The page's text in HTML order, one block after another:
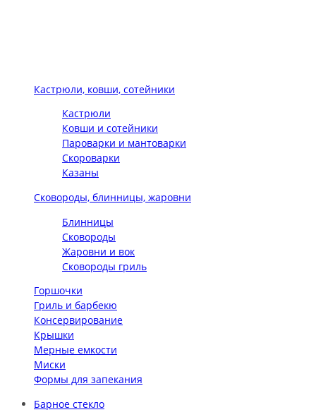
Кастрюли, ковши, сотейники
Кастрюли
Ковши и сотейники
Пароварки и мантоварки
Скороварки
Казаны
Сковороды, блинницы, жаровни
Блинницы
Сковороды
Жаровни и вок
Сковороды гриль
Горшочки
Гриль и барбекю
Консервирование
Крышки
Мерные емкости
Миски
Формы для запекания
Барное стекло